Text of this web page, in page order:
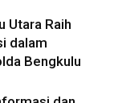
Utara Raih
dalam
Bengkulu